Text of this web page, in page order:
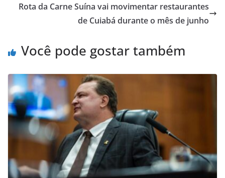
Rota da Carne Suína vai movimentar restaurantes
de Cuiabá durante o mês de junho
Você pode gostar também